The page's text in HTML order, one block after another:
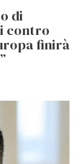
di
contro
finirà